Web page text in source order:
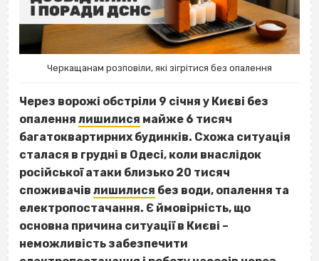
Черкащанам розповіли, які зігрітися без опалення
Через ворожі обстріли 9 січня у Києві без
опалення лишилися майже 6 тисяч
багатоквартирних будинків. Схожа ситуація
сталася в грудні в Одесі, коли внаслідок
російської атаки близько 20 тисяч
споживачів лишилися без води, опалення та
електропостачання. Є ймовірність, що
основна причина ситуації в Києві –
неможливість забезпечити